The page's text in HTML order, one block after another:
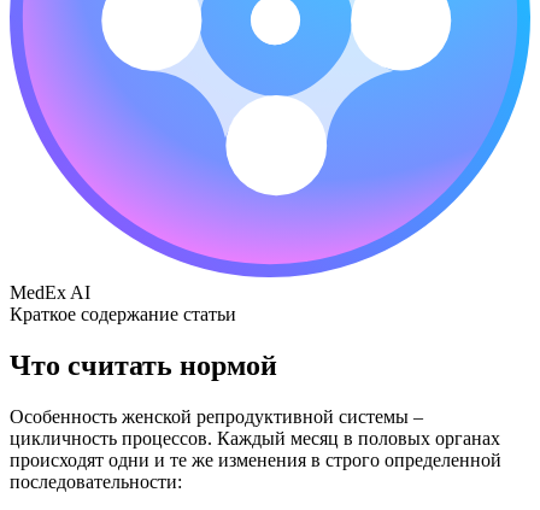
MedEx AI
Краткое содержание статьи
Что считать нормой
Особенность женской репродуктивной системы –
цикличность процессов. Каждый месяц в половых органах
происходят одни и те же изменения в строго определенной
последовательности: